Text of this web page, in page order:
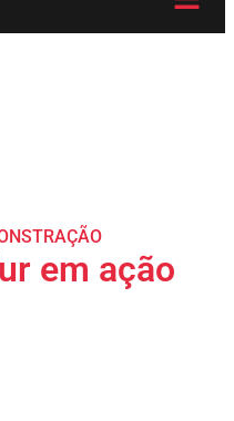
em ação